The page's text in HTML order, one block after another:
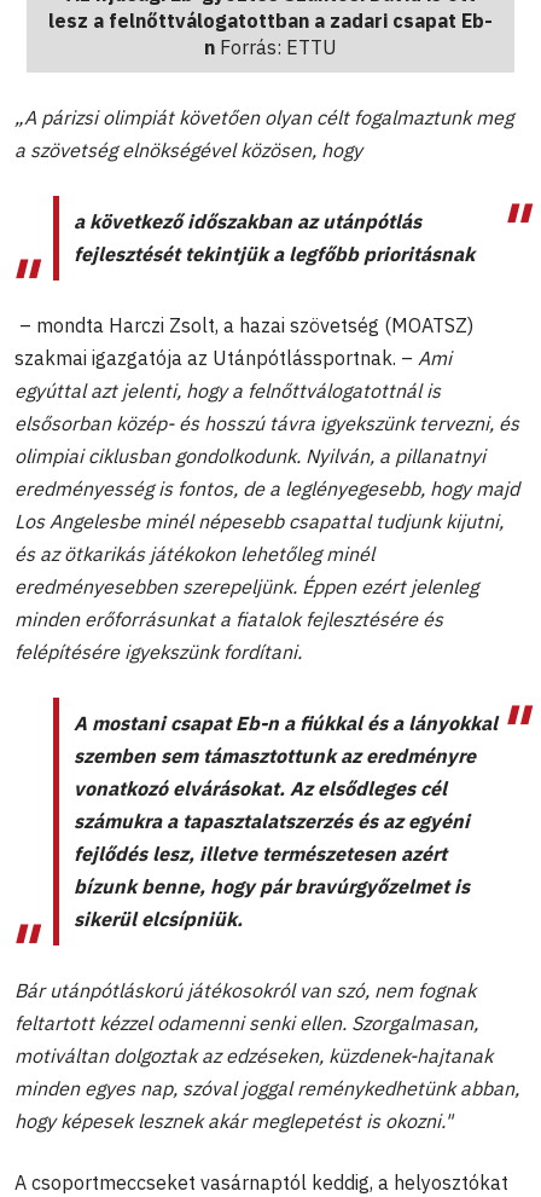
lesz a felnőttválogatottban a zadari csapat Eb-
n Forrás: ETTU
„A párizsi olimpiát követően olyan célt fogalmaztunk meg
a szövetség elnökségével közösen, hogy
a következő időszakban az utánpótlás
fejlesztését tekintjük a legfőbb prioritásnak
– mondta Harczi Zsolt, a hazai szövetség (MOATSZ)
szakmai igazgatója az Utánpótlássportnak. – Ami
egyúttal azt jelenti, hogy a felnőttválogatottnál is
elsősorban közép- és hosszú távra igyekszünk tervezni, és
olimpiai ciklusban gondolkodunk. Nyilván, a pillanatnyi
eredményesség is fontos, de a leglényegesebb, hogy majd
Los Angelesbe minél népesebb csapattal tudjunk kijutni,
és az ötkarikás játékokon lehetőleg minél
eredményesebben szerepeljünk. Éppen ezért jelenleg
minden erőforrásunkat a fiatalok fejlesztésére és
felépítésére igyekszünk fordítani.
A mostani csapat Eb-n a fiúkkal és a lányokkal
szemben sem támasztottunk az eredményre
vonatkozó elvárásokat. Az elsődleges cél
számukra a tapasztalatszerzés és az egyéni
fejlődés lesz, illetve természetesen azért
bízunk benne, hogy pár bravúrgyőzelmet is
sikerül elcsípniük.
Bár utánpótláskorú játékosokról van szó, nem fognak
feltartott kézzel odamenni senki ellen. Szorgalmasan,
motiváltan dolgoztak az edzéseken, küzdenek-hajtanak
minden egyes nap, szóval joggal reménykedhetünk abban,
hogy képesek lesznek akár meglepetést is okozni."
A csoportmeccseket vasárnaptól keddig, a helyosztókat